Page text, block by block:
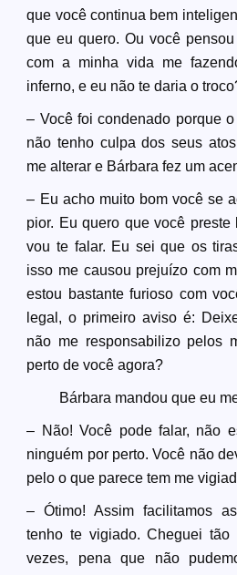
que você continua bem
que eu quero. Ou você
com a minha vida me
inferno, e eu não te daria o
– Você foi condenado porque
não tenho culpa dos seus
me alterar e Bárbara fez um
– Eu acho muito bom você se
pior. Eu quero que você
vou te falar. Eu sei que os
isso me causou prejuízo com
estou bastante furioso com
legal, o primeiro aviso é:
não me responsabilizo pelos
perto de você agora?
Bárbara mandou que eu
– Não! Você pode falar, não
ninguém por perto. Você não
pelo o que parece tem me
– Ótimo! Assim facilitamos
tenho te vigiado. Cheguei tão
vezes, pena que não